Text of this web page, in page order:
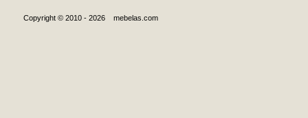
Copyright © 2010 - 2026 mebelas.com